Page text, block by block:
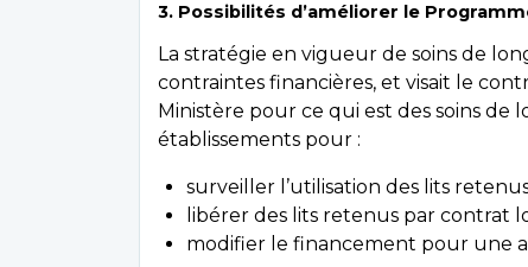
3. Possibilités d’améliorer le
La stratégie en vigueur de soins de
contraintes financières, et visait le
Ministère pour ce qui est des soins de
établissements pour :
surveiller l’utilisation des lits
libérer des lits retenus par contrat
modifier le financement pour une